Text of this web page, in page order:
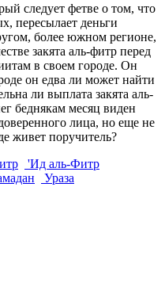
следует фетве о том, что
пересылает деньги
более южном регионе,
закята аль-фитр перед
в своем городе. Он
он едва ли может найти
ли выплата закята аль-
беднякам месяц виден
лица, но еще не
живет поручитель?
'Ид аль-Фитр
Ураза